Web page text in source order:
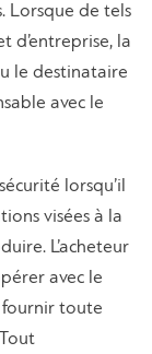
Lorsque de tels
d’entreprise, la
le destinataire
avec le
lorsqu’il
visées à la
L’acheteur
avec le
fournir toute